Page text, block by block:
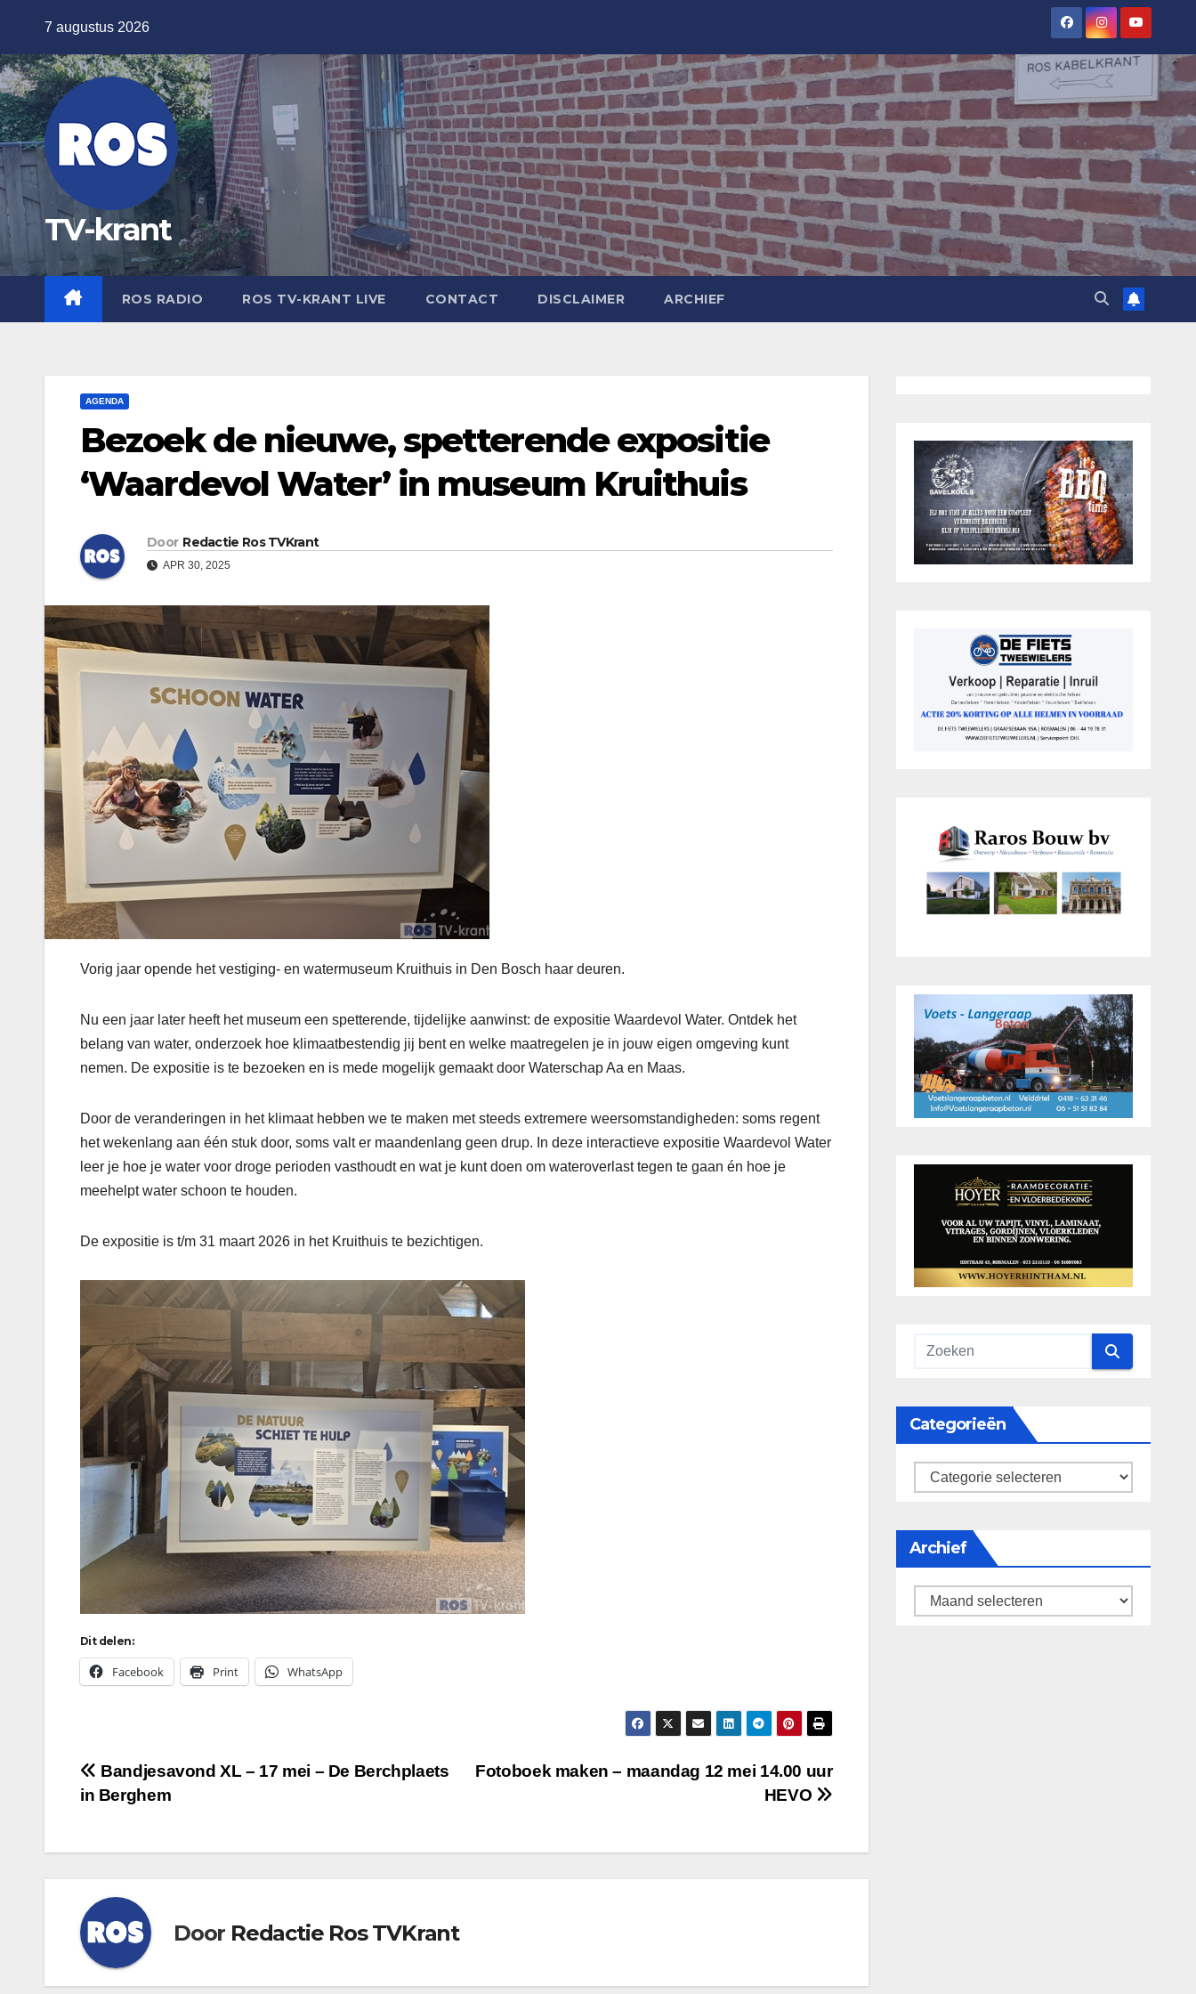
de
inhoud
7 augustus 2026
TV-krant
ROS RADIO ROS TV-KRANT LIVE CONTACT DISCLAIMER ARCHIEF
AGENDA
Bezoek de nieuwe, spetterende expositie
‘Waardevol Water’ in museum Kruithuis
Door Redactie Ros TVKrant
APR 30, 2025
Vorig jaar opende het vestiging- en watermuseum Kruithuis in Den Bosch haar deuren.
Nu een jaar later heeft het museum een spetterende, tijdelijke aanwinst: de expositie Waardevol Water. Ontdek het
belang van water, onderzoek hoe klimaatbestendig jij bent en welke maatregelen je in jouw eigen omgeving kunt
nemen. De expositie is te bezoeken en is mede mogelijk gemaakt door Waterschap Aa en Maas.
Door de veranderingen in het klimaat hebben we te maken met steeds extremere weersomstandigheden: soms regent
het wekenlang aan één stuk door, soms valt er maandenlang geen drup. In deze interactieve expositie Waardevol Water
leer je hoe je water voor droge perioden vasthoudt en wat je kunt doen om wateroverlast tegen te gaan én hoe je
meehelpt water schoon te houden.
De expositie is t/m 31 maart 2026 in het Kruithuis te bezichtigen.
Dit delen:
Facebook Print WhatsApp
Bericht
navigatie
Fotoboek maken – maandag 12 mei 14.00 uur
HEVO
Bandjesavond XL – 17 mei – De Berchplaets
in Berghem
Door Redactie Ros TVKrant
Categorieën
categorieën
Archief
Archief